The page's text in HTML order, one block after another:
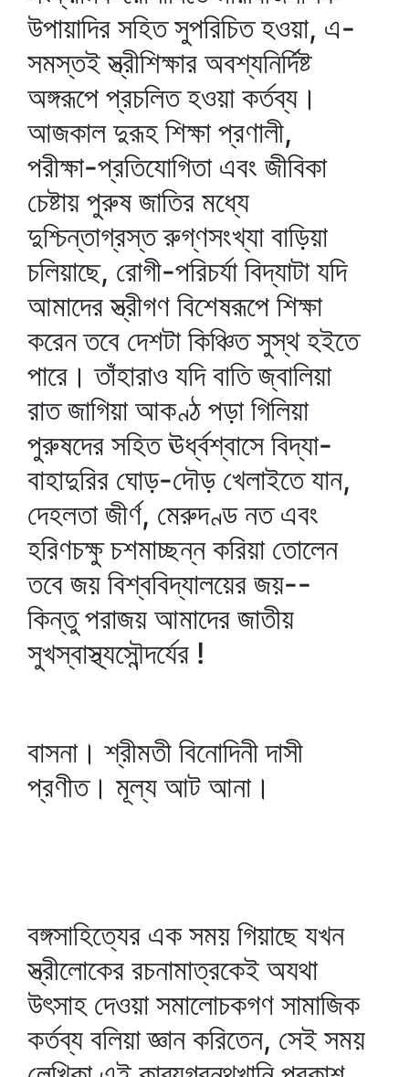
উপায়াদির সহিত সুপরিচিত হওয়া, এ-
সমস্তই স্ত্রীশিক্ষার অবশ্যনির্দিষ্ট
অঙ্গরূপে প্রচলিত হওয়া কর্তব্য।
আজকাল দুরূহ শিক্ষা প্রণালী,
পরীক্ষা-প্রতিযোগিতা এবং জীবিকা
চেষ্টায় পুরুষ জাতির মধ্যে
দুশ্চিন্তাগ্রস্ত রুগ্‌ণসংখ্যা বাড়িয়া
চলিয়াছে, রোগী-পরিচর্যা বিদ্যাটা যদি
আমাদের স্ত্রীগণ বিশেষরূপে শিক্ষা
করেন তবে দেশটা কিঞ্চিত সুস্থ হইতে
পারে। তাঁহারাও যদি বাতি জ্বালিয়া
রাত জাগিয়া আকণ্ঠ পড়া গিলিয়া
পুরুষদের সহিত ঊর্ধ্বশ্বাসে বিদ্যা-
বাহাদুরির ঘোড়-দৌড় খেলাইতে যান,
দেহলতা জীর্ণ, মেরুদণ্ড নত এবং
হরিণচক্ষু চশমাচ্ছন্ন করিয়া তোলেন
তবে জয় বিশ্ববিদ্যালয়ের জয়--
কিন্তু পরাজয় আমাদের জাতীয়
সুখস্বাস্থ্যসৌন্দর্যের !
বাসনা। শ্রীমতী বিনোদিনী দাসী
প্রণীত। মূল্য আট আনা।
বঙ্গসাহিত্যের এক সময় গিয়াছে যখন
স্ত্রীলোকের রচনামাত্রকেই অযথা
উৎসাহ দেওয়া সমালোচকগণ সামাজিক
কর্তব্য বলিয়া জ্ঞান করিতেন, সেই সময়